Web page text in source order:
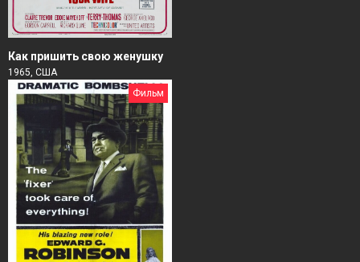
Как пришить свою женушку
1965, США
Фильм